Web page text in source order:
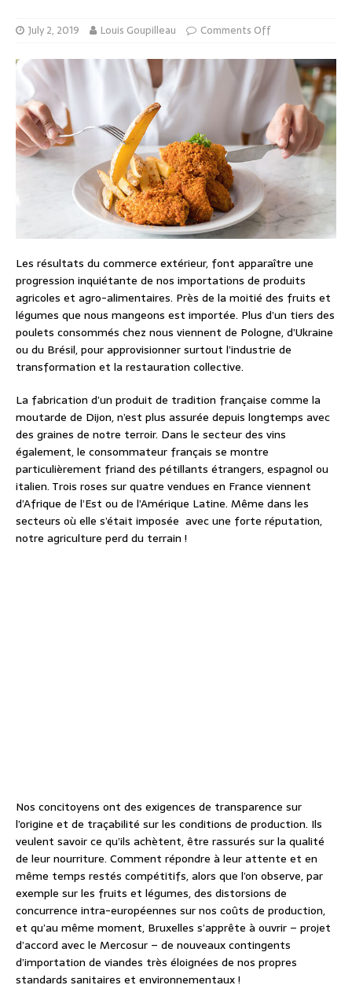
July 2, 2019 Louis Goupilleau Comments Off
Les résultats du commerce extérieur, font apparaître une
progression inquiétante de nos importations de produits
agricoles et agro-alimentaires. Près de la moitié des fruits et
légumes que nous mangeons est importée. Plus d’un tiers des
poulets consommés chez nous viennent de Pologne, d’Ukraine
ou du Brésil, pour approvisionner surtout l’industrie de
transformation et la restauration collective.
La fabrication d’un produit de tradition française comme la
moutarde de Dijon, n’est plus assurée depuis longtemps avec
des graines de notre terroir. Dans le secteur des vins
également, le consommateur français se montre
particulièrement friand des pétillants étrangers, espagnol ou
italien. Trois roses sur quatre vendues en France viennent
d’Afrique de l’Est ou de l’Amérique Latine. Même dans les
secteurs où elle s’était imposée avec une forte réputation,
notre agriculture perd du terrain !
Nos concitoyens ont des exigences de transparence sur
l’origine et de traçabilité sur les conditions de production. Ils
veulent savoir ce qu’ils achètent, être rassurés sur la qualité
de leur nourriture. Comment répondre à leur attente et en
même temps restés compétitifs, alors que l’on observe, par
exemple sur les fruits et légumes, des distorsions de
concurrence intra-européennes sur nos coûts de production,
et qu’au même moment, Bruxelles s’apprête à ouvrir – projet
d’accord avec le Mercosur – de nouveaux contingents
d’importation de viandes très éloignées de nos propres
standards sanitaires et environnementaux !